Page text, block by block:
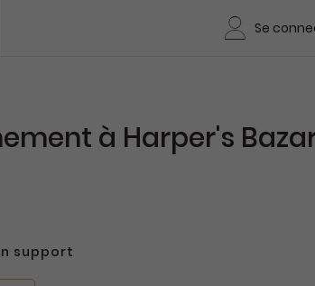
Se
à Harper's
support